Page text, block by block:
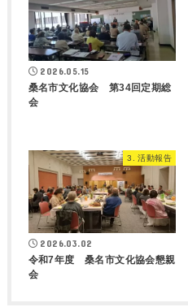
2026.05.15
桑名市文化協会 第34回定期総
会
3. 活動報告
2026.03.02
令和7年度 桑名市文化協会懇親
会